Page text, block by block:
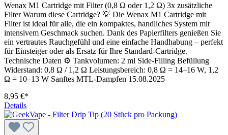
Wenax M1 Cartridge mit Filter (0,8 Ω oder 1,2 Ω) 3x zusätzliche
Filter Warum diese Cartridge? 💡 Die Wenax M1 Cartridge mit
Filter ist ideal für alle, die ein kompaktes, handliches System mit
intensivem Geschmack suchen. Dank des Papierfilters genießen Sie
ein vertrautes Rauchgefühl und eine einfache Handhabung – perfekt
für Einsteiger oder als Ersatz für Ihre Standard-Cartridge.
Technische Daten ⚙️ Tankvolumen: 2 ml Side-Filling Befüllung
Widerstand: 0,8 Ω / 1,2 Ω Leistungsbereich: 0,8 Ω = 14–16 W, 1,2
Ω = 10–13 W Sanftes MTL-Dampfen 15.08.2025
8,95 €*
Details